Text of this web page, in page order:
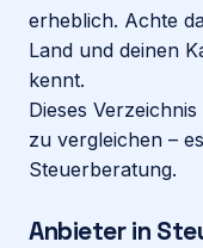
erheblich. Achte
Land und deinen
kennt.
Dieses
zu vergleichen –
Steuerberatung.
Anbieter in